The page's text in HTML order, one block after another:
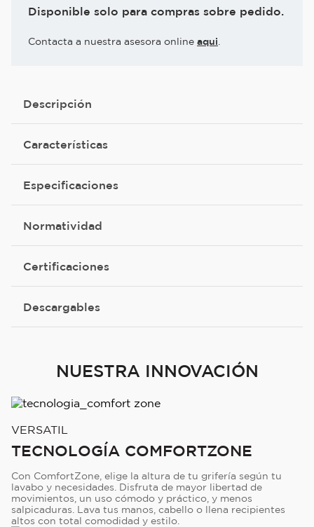
Disponible solo para compras sobre pedido.
Contacta a nuestra asesora online aqui
Descripción
Características
Especificaciones
Normatividad
Certificaciones
Descargables
NUESTRA INNOVACIÓN
VERSATIL
TECNOLOGÍA COMFORTZONE
Con ComfortZone, elige la altura de tu grifería según tu
lavabo y necesidades. Disfruta de mayor libertad de
movimientos, un uso cómodo y práctico, y menos
salpicaduras. Lava tus manos, cabello o llena recipientes
altos con total comodidad y estilo.